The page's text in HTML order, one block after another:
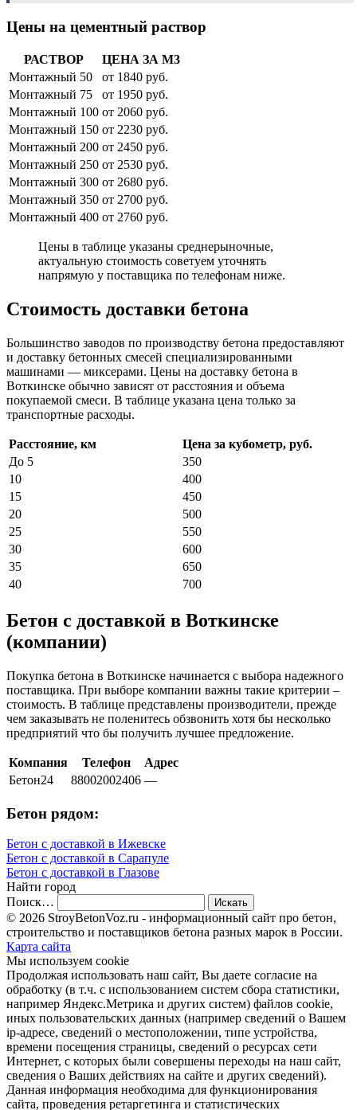
Цены на цементный раствор
РАСТВОР
ЦЕНА ЗА М3
Монтажный 50
от 1840 руб.
Монтажный 75
от 1950 руб.
Монтажный 100 от 2060 руб.
Монтажный 150 от 2230 руб.
Монтажный 200 от 2450 руб.
Монтажный 250 от 2530 руб.
Монтажный 300 от 2680 руб.
Монтажный 350 от 2700 руб.
Монтажный 400 от 2760 руб.
Цены в таблице указаны среднерыночные,
актуальную стоимость советуем уточнять
напрямую у поставщика по телефонам ниже.
Стоимость доставки бетона
Большинство заводов по производству бетона предоставляют
и доставку бетонных смесей специализированными
машинами — миксерами. Цены на доставку бетона в
Воткинске обычно зависят от расстояния и объема
покупаемой смеси. В таблице указана цена только за
транспортные расходы.
Расстояние, км
Цена за кубометр, руб.
До 5
350
10
400
15
450
20
500
25
550
30
600
35
650
40
700
Бетон с доставкой в Воткинске
(компании)
Покупка бетона в Воткинске начинается с выбора надежного
поставщика. При выборе компании важны такие критерии –
стоимость. В таблице представлены производители, прежде
чем заказывать не поленитесь обзвонить хотя бы несколько
предприятий что бы получить лучшее предложение.
Компания Телефон
Адрес
Бетон24
88002002406 —
Бетон рядом:
Бетон с доставкой в Ижевске
Бетон с доставкой в Сарапуле
Бетон с доставкой в Глазове
Найти город
Поиск…
© 2026 StroyBetonVoz.ru - информационный сайт про бетон,
строительство и поставщиков бетона разных марок в России.
Карта сайта
Мы используем cookie
Продолжая использовать наш cайт, Вы даете согласие на
обработку (в т.ч. с использованием систем сбора статистики,
например Яндекс.Метрика и других систем) файлов cookie,
иных пользовательских данных (например сведений о Вашем
ip-адресе, сведений о местоположении, типе устройства,
времени посещения страницы, сведений о ресурсах сети
Интернет, с которых были совершены переходы на наш сайт,
сведения о Ваших действиях на сайте и других сведений).
Данная информация необходима для функционирования
сайта, проведения ретаргетинга и статистических